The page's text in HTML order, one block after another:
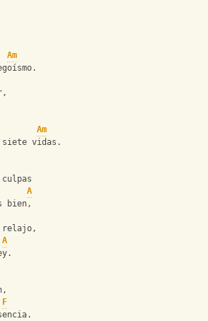
Am
Am
vidas.
A
bien,
relajo,
A
F